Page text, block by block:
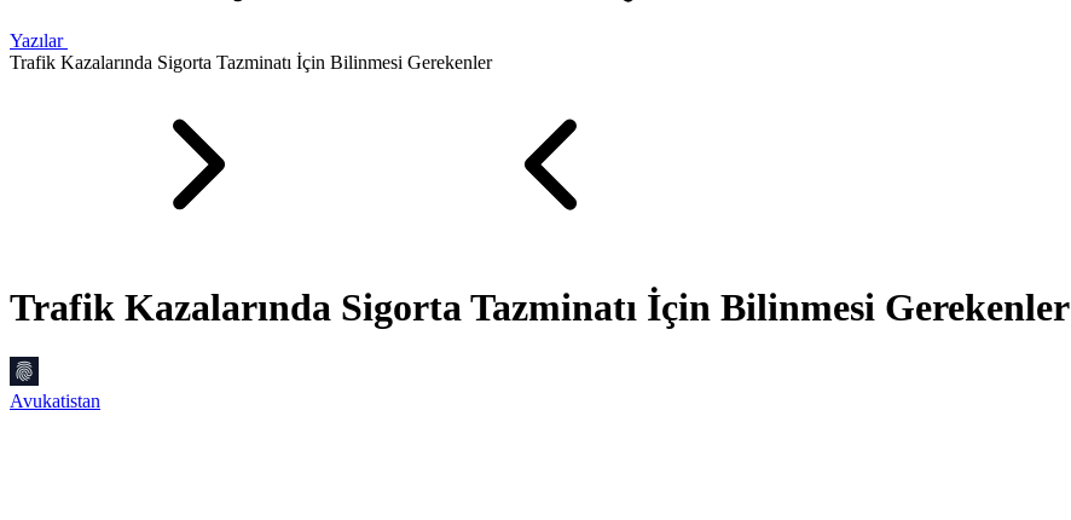
Yazılar
Trafik Kazalarında Sigorta Tazminatı İçin Bilinmesi Gerekenler
Trafik Kazalarında Sigorta Tazminatı İçin Bilinmesi Gerekenler
Avukatistan